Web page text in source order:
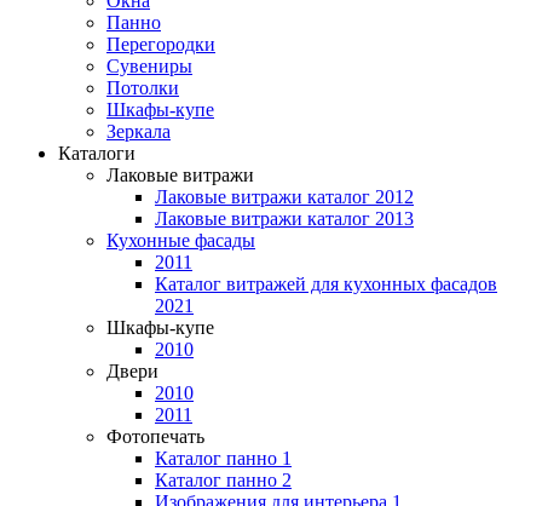
Панно
Перегородки
Сувениры
Потолки
Шкафы-купе
Зеркала
Каталоги
Лаковые витражи
Лаковые витражи каталог 2012
Лаковые витражи каталог 2013
Кухонные фасады
2011
Каталог витражей для кухонных фасадов
2021
Шкафы-купе
2010
Двери
2010
2011
Фотопечать
Каталог панно 1
Каталог панно 2